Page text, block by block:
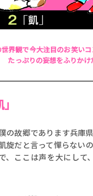
界観で今大注目のお笑い
っぷりの妄想をふりかけ
の故郷であります兵庫
旋だと言って憚らない
、ここは声を大にして